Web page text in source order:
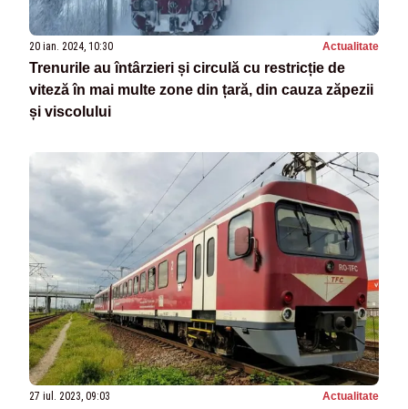
20 ian. 2024, 10:30 Actualitate
Trenurile au întârzieri și circulă cu restricție de
viteză în mai multe zone din țară, din cauza zăpezii
și viscolului
27 iul. 2023, 09:03 Actualitate